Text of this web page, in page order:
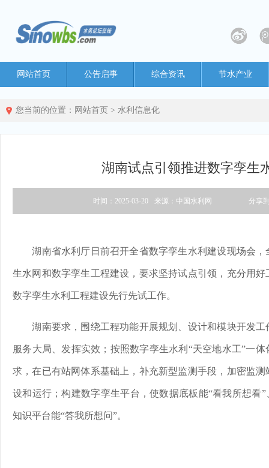
网站首页 公告启事 综合资讯 节水产业
您当前的位置： 网站首页 > 水利信息化
湖南试点引领推进数字孪生
时间：2025-03-20 来源：中国水利网 分享
湖南省水利厅日前召开全省数字孪生水利建设现场会，
生水网和数字孪生工程建设，要求坚持试点引领，充分用
数字孪生水利工程建设先行先试工作。
湖南要求，围绕工程功能开展规划、设计和模块开发工
服务大局、发挥实效；按照数字孪生水利“天空地水工”一
求，在已有站网体系基础上，补充新型监测手段，加密监
设和运行；构建数字孪生平台，使数据底板能“看我所想看
知识平台能“答我所想问”。